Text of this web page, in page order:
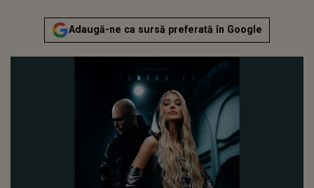
Adaugă-ne ca sursă preferată în Google